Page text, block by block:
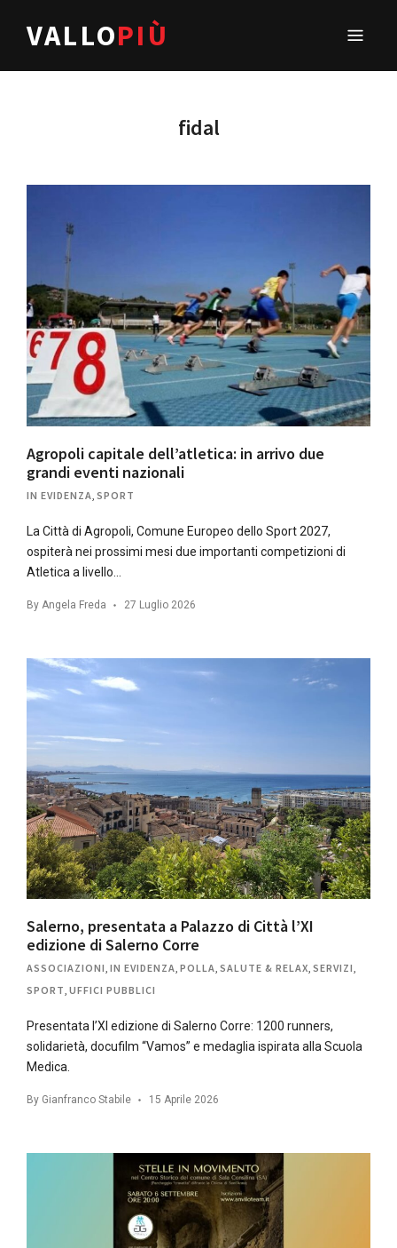
VALLOPIÙ
fidal
Agropoli capitale dell’atletica: in arrivo due
grandi eventi nazionali
IN EVIDENZA SPORT
La Città di Agropoli, Comune Europeo dello Sport 2027,
ospiterà nei prossimi mesi due importanti competizioni di
Atletica a livello…
By Angela Freda 27 Luglio 2026
Salerno, presentata a Palazzo di Città l’XI
edizione di Salerno Corre
ASSOCIAZIONI, IN EVIDENZA, POLLA, SALUTE & RELAX, SERVIZI,
SPORT, UFFICI PUBBLICI
Presentata l’XI edizione di Salerno Corre: 1200 runners,
solidarietà, docufilm “Vamos” e medaglia ispirata alla Scuola
Medica.
By Gianfranco Stabile 15 Aprile 2026